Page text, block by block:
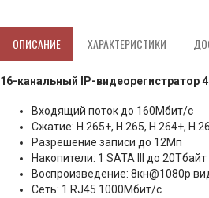
ОПИСАНИЕ ХАРАКТЕРИСТИКИ
16-канальный IP-видеорегистратор
Входящий поток до 160Мбит/с
Сжатие: H.265+, H.265, H.264+,
Разрешение записи до 12Мп
Накопители: 1 SATA III до 20Тбайт
Воспроизведение: 8кн@1080p
Сеть: 1 RJ45 1000Мбит/с